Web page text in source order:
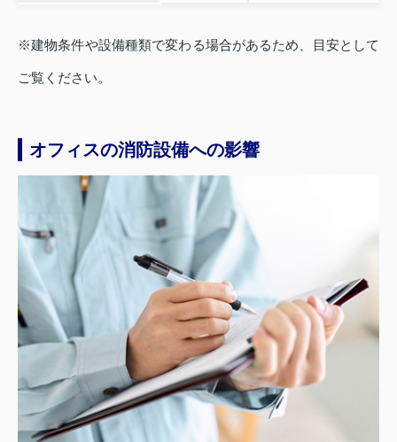
※建物条件や設備種類で変わる場合があるため、目安として
ご覧ください。
オフィスの消防設備への影響